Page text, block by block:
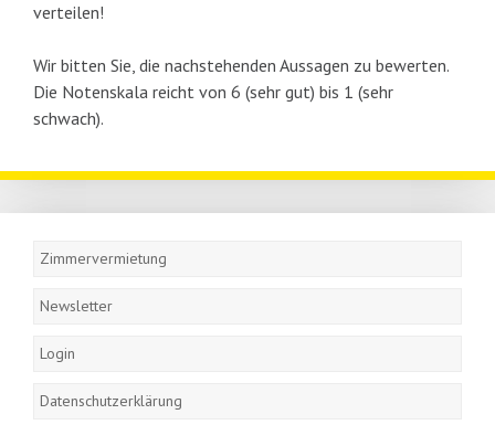
verteilen!
Wir bitten Sie, die nachstehenden Aussagen zu bewerten.
Die Notenskala reicht von 6 (sehr gut) bis 1 (sehr
schwach).
überspringen
Zimmervermietung
Newsletter
Login
Datenschutzerklärung